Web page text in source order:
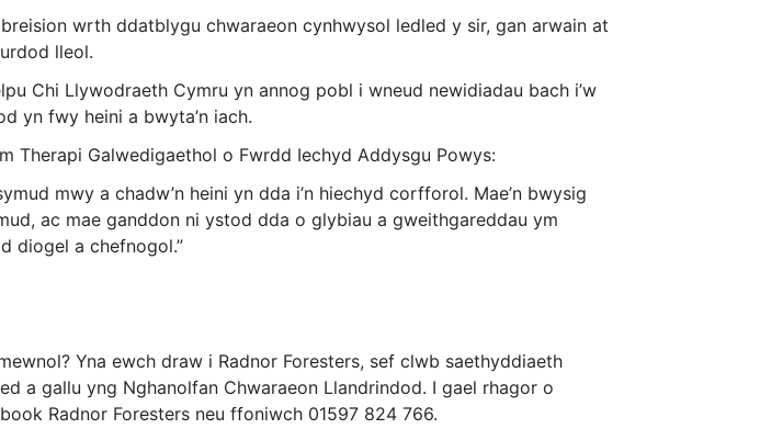
wrth ddatblygu chwaraeon cynhwysol ledled y sir, gan arwain at
lleol.
Chi Llywodraeth Cymru yn annog pobl i wneud newidiadau bach i’w
yn fwy heini a bwyta’n iach.
Therapi Galwedigaethol o Fwrdd Iechyd Addysgu Powys:
mwy a chadw’n heini yn dda i’n hiechyd corfforol. Mae’n bwysig
ac mae ganddon ni ystod dda o glybiau a gweithgareddau ym
diogel a chefnogol.”
Yna ewch draw i Radnor Foresters, sef clwb saethyddiaeth
a gallu yng Nghanolfan Chwaraeon Llandrindod. I gael rhagor o
Radnor Foresters neu ffoniwch 01597 824 766.